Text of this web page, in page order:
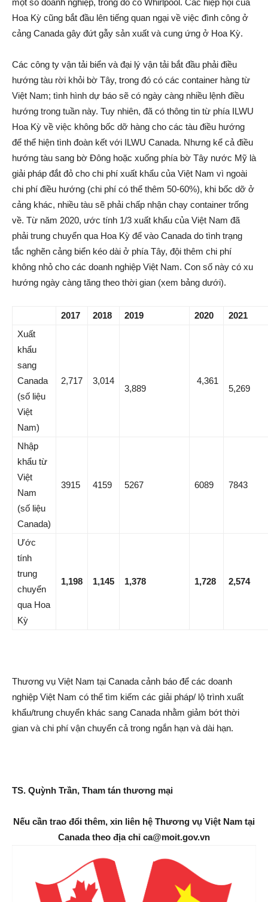
một số doanh nghiệp, trong đó có Whirlpool. Các hiệp hội của
Hoa Kỳ cũng bắt đầu lên tiếng quan ngại về việc đình công ở
cảng Canada gây đứt gẫy sản xuất và cung ứng ở Hoa Kỳ.
Các công ty vận tải biển và đại lý vận tải bắt đầu phải điều
hướng tàu rời khỏi bờ Tây, trong đó có các container hàng từ
Việt Nam; tình hình dự báo sẽ có ngày càng nhiều lệnh điều
hướng trong tuần này. Tuy nhiên, đã có thông tin từ phía ILWU
Hoa Kỳ về việc không bốc dỡ hàng cho các tàu điều hướng
để thể hiện tình đoàn kết với ILWU Canada. Nhưng kể cả điều
hướng tàu sang bờ Đông hoặc xuống phía bờ Tây nước Mỹ là
giải pháp đắt đỏ cho chi phí xuất khẩu của Việt Nam vì ngoài
chi phí điều hướng (chi phí có thể thêm 50-60%), khi bốc dỡ ở
cảng khác, nhiều tàu sẽ phải chấp nhận chạy container trống
về. Từ năm 2020, ước tính 1/3 xuất khẩu của Việt Nam đã
phải trung chuyển qua Hoa Kỳ để vào Canada do tình trạng
tắc nghẽn cảng biển kéo dài ở phía Tây, đội thêm chi phí
không nhỏ cho các doanh nghiệp Việt Nam. Con số này có xu
hướng ngày càng tăng theo thời gian (xem bảng dưới).
2017 2018 2019 2020
2021
Xuất
khẩu
sang
Canada
(số liệu
Việt
Nam)
2,717 3,014
3,889
4,361
5,269
Nhập
khẩu từ
Việt
Nam
(số liệu
Canada)
3915 4159 5267 6089 7843
Ước
tính
trung
chuyển
qua Hoa
Kỳ
1,198 1,145 1,378 1,728 2,574
Thương vụ Việt Nam tại Canada cảnh báo để các doanh
nghiệp Việt Nam có thể tìm kiếm các giải pháp/ lộ trình xuất
khẩu/trung chuyển khác sang Canada nhằm giảm bớt thời
gian và chi phí vận chuyển cả trong ngắn hạn và dài hạn.
TS. Quỳnh Trần, Tham tán thương mại
Nếu cần trao đổi thêm, xin liên hệ Thương vụ Việt Nam tại
Canada theo địa chỉ ca@moit.gov.vn